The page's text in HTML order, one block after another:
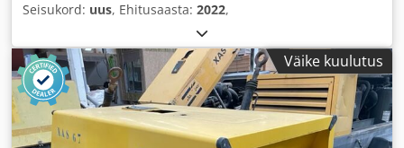
Seisukord: uus, Ehitusaasta: 2022,
Väike kuulutus